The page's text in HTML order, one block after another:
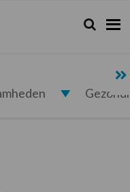
Zoeken...
Zoek